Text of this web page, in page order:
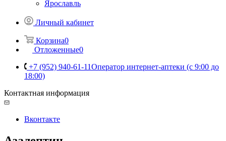
Ярославль
Личный кабинет
Корзина0
Отложенные0
+7 (952) 940-61-11Оператор интернет-аптеки (с 9:00 до
18:00)
Контактная информация
Вконтакте